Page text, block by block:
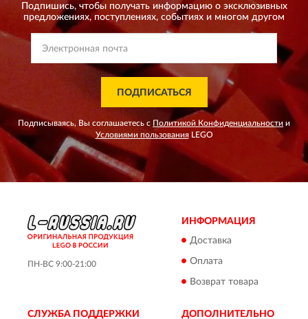
Подпишись, чтобы получать информацию о эксклюзивных
предложениях, поступлениях, событиях и многом другом
ПОДПИСАТЬСЯ
Подписываясь, Вы соглашаетесь с Политикой Конфиденциальности и
Условиями пользованияLEGO
ПН-ВС 9:00-21:00
ИНФОРМАЦИЯ
Доставка
Оплата
Возврат товара
СЛУЖБА ПОДДЕРЖКИ ДОПОЛНИТЕЛЬНО